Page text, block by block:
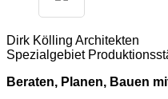
Dirk Kölling Architekten
Spezialgebiet
Beraten, Planen, Bauen